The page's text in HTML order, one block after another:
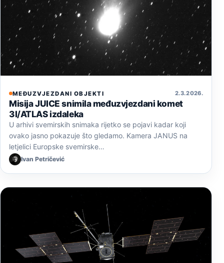
MEĐUZVJEZDANI OBJEKTI 2. 3. 2026.
Misija JUICE snimila međuzvjezdani komet
3I/ATLAS izdaleka
U arhivi svemirskih snimaka rijetko se pojavi kadar koji
ovako jasno pokazuje što gledamo. Kamera JANUS na
letjelici Europske svemirske…
Ivan Petričević